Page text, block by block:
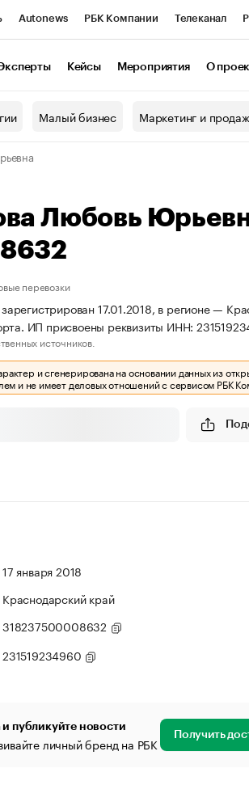
Autonews РБК Компании Телеканал
Кейсы Мероприятия О
Малый бизнес Маркетинг и
Любовь
перевозки
17.01.2018, в регионе —
ИП присвоены реквизиты ИНН:
источников.
и сгенерирована на основании данных из
и не имеет деловых отношений с сервисом РБК
17 января 2018
Краснодарский край
318237500008632
231519234960
публикуйте новости
личный бренд на РБК Получить